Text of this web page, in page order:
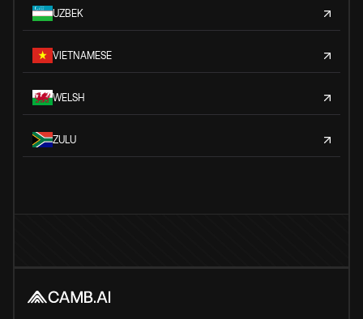
UZBEK
VIETNAMESE
WELSH
ZULU